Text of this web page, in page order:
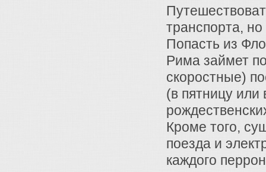
транспорта,
Попасть из
Рима займет
скоростные)
(в пятницу или
Кроме того,
поезда и
каждого